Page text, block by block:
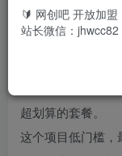
团购达人，其实就
许多新商户为了
超划算的套餐。
这个项目低门槛
🔰 网创吧 开放加
站长微信：jhwcc82